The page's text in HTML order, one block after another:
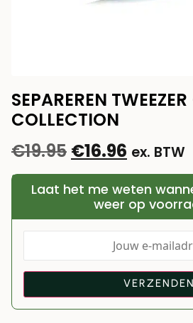
SEPAREREN
COLLECTION
€19.95 €16.96 ex. BTW
Laat het me weten
weer op